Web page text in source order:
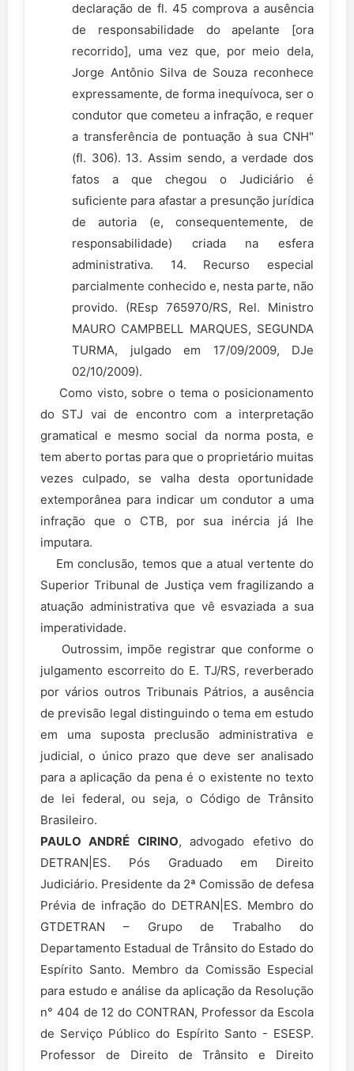
declaração de fl. 45 comprova a ausência
de responsabilidade do apelante [ora
recorrido], uma vez que, por meio dela,
Jorge Antônio Silva de Souza reconhece
expressamente, de forma inequívoca, ser o
condutor que cometeu a infração, e requer
a transferência de pontuação à sua CNH"
(fl. 306). 13. Assim sendo, a verdade dos
fatos a que chegou o Judiciário é
suficiente para afastar a presunção jurídica
de autoria (e, consequentemente, de
responsabilidade) criada na esfera
administrativa. 14. Recurso especial
parcialmente conhecido e, nesta parte, não
provido. (REsp 765970/RS, Rel. Ministro
MAURO CAMPBELL MARQUES, SEGUNDA
TURMA, julgado em 17/09/2009, DJe
02/10/2009).
Como visto, sobre o tema o posicionamento
do STJ vai de encontro com a interpretação
gramatical e mesmo social da norma posta, e
tem aberto portas para que o proprietário muitas
vezes culpado, se valha desta oportunidade
extemporânea para indicar um condutor a uma
infração que o CTB, por sua inércia já lhe
imputara.
Em conclusão, temos que a atual vertente do
Superior Tribunal de Justiça vem fragilizando a
atuação administrativa que vê esvaziada a sua
imperatividade.
Outrossim, impõe registrar que conforme o
julgamento escorreito do E. TJ/RS, reverberado
por vários outros Tribunais Pátrios, a ausência
de previsão legal distinguindo o tema em estudo
em uma suposta preclusão administrativa e
judicial, o único prazo que deve ser analisado
para a aplicação da pena é o existente no texto
de lei federal, ou seja, o Código de Trânsito
Brasileiro.
PAULO ANDRÉ CIRINO, advogado efetivo do
DETRAN|ES. Pós Graduado em Direito
Judiciário. Presidente da 2ª Comissão de defesa
Prévia de infração do DETRAN|ES. Membro do
GTDETRAN – Grupo de Trabalho do
Departamento Estadual de Trânsito do Estado do
Espírito Santo. Membro da Comissão Especial
para estudo e análise da aplicação da Resolução
n° 404 de 12 do CONTRAN, Professor da Escola
de Serviço Público do Espírito Santo - ESESP.
Professor de Direito de Trânsito e Direito